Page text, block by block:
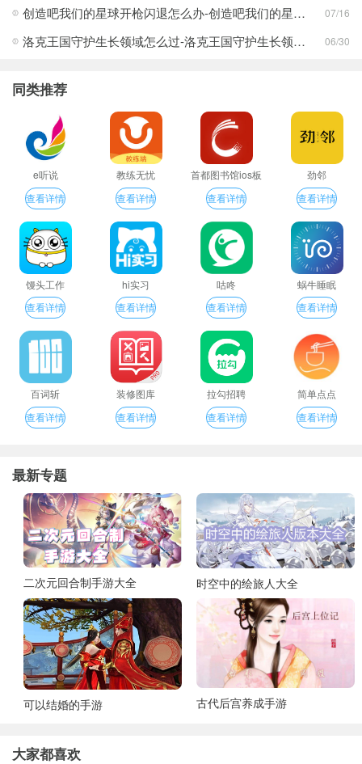
创造吧我们的星球开枪闪退怎么办-创造吧我们的星球开枪闪退合集 07/16
洛克王国守护生长领域怎么过-洛克王国守护生长领域通关攻略 06/30
同类推荐
e听说
查看详情
教练无忧
查看详情
首都图书馆ios板
查看详情
劲邻
查看详情
馒头工作
查看详情
hi实习
查看详情
咕咚
查看详情
蜗牛睡眠
查看详情
百词斩
查看详情
装修图库
查看详情
拉勾招聘
查看详情
简单点点
查看详情
最新专题
二次元回合制手游大全 时空中的绘旅人大全
可以结婚的手游 古代后宫养成手游
大家都喜欢